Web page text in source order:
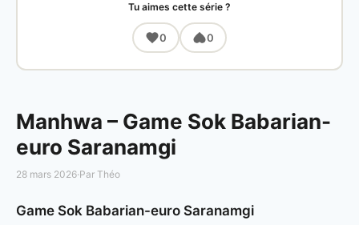
Tu aimes cette série ?
0 0
Manhwa – Game Sok Babarian-
euro Saranamgi
28 mars 2026·Par Théo
Game Sok Babarian-euro Saranamgi